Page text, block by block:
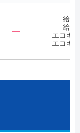
―
給湯
給湯
エコキ
エコキ